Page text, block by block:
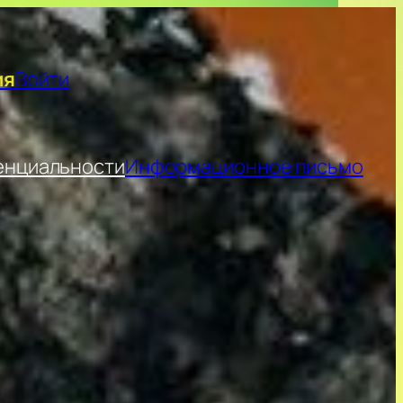
Войти
Информационное письмо